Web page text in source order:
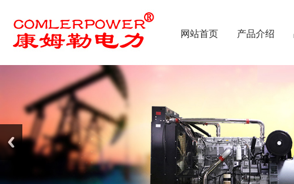
网站首页 产品介绍